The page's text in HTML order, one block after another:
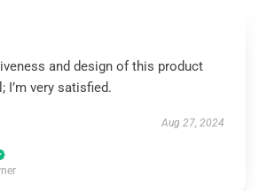
and design of this product
I’m very satisfied.
Aug 27, 2024